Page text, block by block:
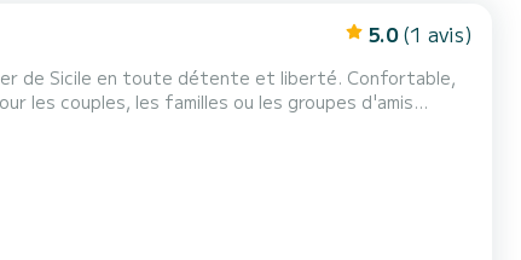
5.0 (1 avis)
de Sicile en toute détente et liberté. Confortable,
les couples, les familles ou les groupes d'amis
à couper le souffle. Le bateau
explorer certaines des plus belles localité...